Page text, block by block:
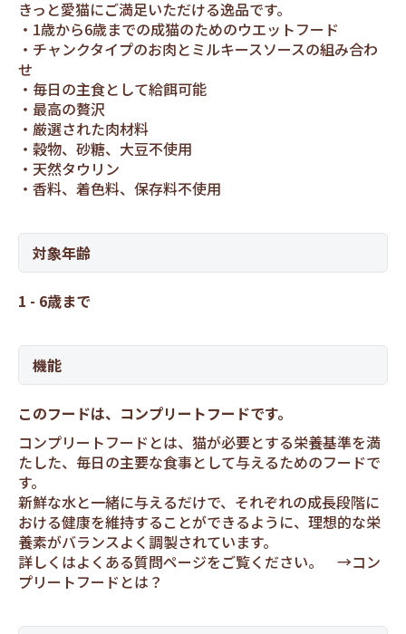
きっと愛猫にご満足いただける逸品です。
1歳から6歳までの成猫のためのウエットフード
チャンクタイプのお肉とミルキースソースの組み合わ
せ
毎日の主食として給餌可能
最高の贅沢
厳選された肉材料
穀物、砂糖、大豆不使用
天然タウリン
香料、着色料、保存料不使用
対象年齢
1 - 6歳まで
機能
このフードは、コンプリートフードです。
コンプリートフードとは、猫が必要とする栄養基準を満
たした、毎日の主要な食事として与えるためのフードで
す。
新鮮な水と一緒に与えるだけで、それぞれの成長段階に
おける健康を維持することができるように、理想的な栄
養素がバランスよく調製されています。
詳しくはよくある質問ページをご覧ください。 →コン
プリートフードとは？